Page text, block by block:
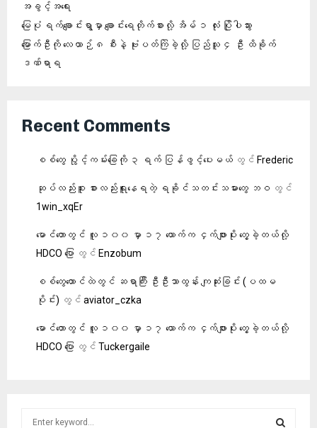
အခွင့်အရေး
မြေပုံ ရက်ချောင်းရွာမှာ ချောင်းရေတိုက်စားလို့ အိမ် ၁ လုံး ပြိုပါသွား
မြောက်ဦးကို လေယာဉ် ၈ စီးနဲ့ ဗုံးပတ်ကြဲခဲ့လို့ ပြည်သူ ၄ ဦး ထိခိုက်
ဒဏ်ရာရ
Recent Comments
စစ်တွေ ပွိုင့်ကမ်းခြေကို ၃ ရက် ပြန်ဖွင့်ပေးမယ် တွင် Frederic
ဆုပ်လည်းစူး စားလည်းရူးနေရတဲ့ ရခိုင်သတင်းသမားတွေ ဘဝ တွင်
1win_xqEr
မောင်တောတွင် လူ ၁၀၀ မှာ ၁၇ ယောက်က ငှက်ဖျားပိုး တွေ့ခဲ့တယ်လို့
HDCO ပြော တွင် Enzobum
စစ်တွေထောင်ထဲတွင် ဆရာကြီး ဦးဦးသာထွန်း ကျဆုံးခြင်း (ပထမ
ပိုင်း) တွင် aviator_czka
မောင်တောတွင် လူ ၁၀၀ မှာ ၁၇ ယောက်က ငှက်ဖျားပိုး တွေ့ခဲ့တယ်လို့
HDCO ပြော တွင် Tuckergaile